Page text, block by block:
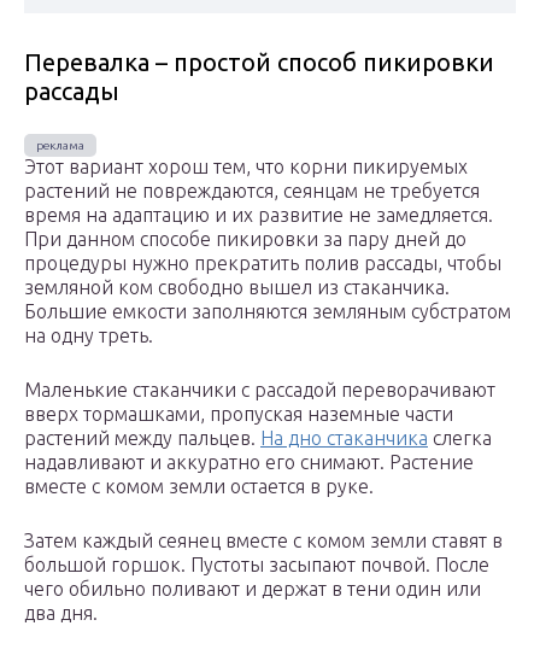
Перевалка – простой способ пикировки
рассады
Этот вариант хорош тем, что корни пикируемых
растений не повреждаются, сеянцам не требуется
время на адаптацию и их развитие не замедляется.
При данном способе пикировки за пару дней до
процедуры нужно прекратить полив рассады, чтобы
земляной ком свободно вышел из стаканчика.
Большие емкости заполняются земляным субстратом
на одну треть.
Маленькие стаканчики с рассадой переворачивают
вверх тормашками, пропуская наземные части
растений между пальцев. На дно стаканчика слегка
надавливают и аккуратно его снимают. Растение
вместе с комом земли остается в руке.
Затем каждый сеянец вместе c комом земли ставят в
большой горшок. Пустоты засыпают почвой. После
чего обильно поливают и держат в тени один или
два дня.